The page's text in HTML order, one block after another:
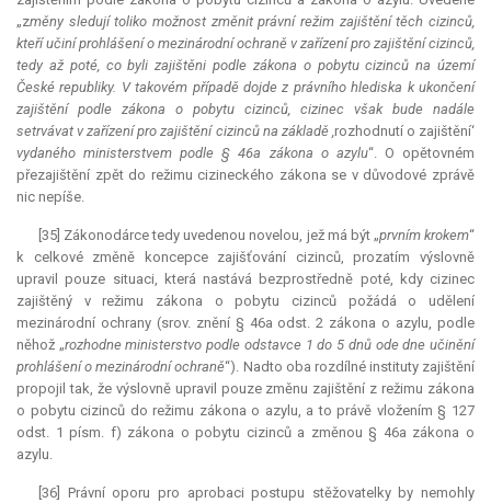
„změny sledují toliko možnost změnit právní režim zajištění těch cizinců,
kteří učiní prohlášení o mezinárodní ochraně v zařízení pro zajištění cizinců,
tedy až poté, co byli zajištěni podle zákona o pobytu cizinců na území
České republiky. V takovém případě dojde z právního hlediska k ukončení
zajištění podle zákona o pobytu cizinců, cizinec však bude nadále
setrvávat v zařízení pro zajištění cizinců na základě ,rozhodnutí o zajištění‘
vydaného ministerstvem podle § 46a zákona o azylu“. O opětovném
přezajištění zpět do režimu cizineckého zákona se v důvodové zprávě
nic nepíše.
[35] Zákonodárce tedy uvedenou novelou, jež má být „prvním krokem“
k celkové změně koncepce zajišťování cizinců, prozatím výslovně
upravil pouze situaci, která nastává bezprostředně poté, kdy cizinec
zajištěný v režimu zákona o pobytu cizinců požádá o udělení
mezinárodní ochrany (srov. znění § 46a odst. 2 zákona o azylu, podle
něhož „rozhodne ministerstvo podle odstavce 1 do 5 dnů ode dne učinění
prohlášení o mezinárodní ochraně“). Nadto oba rozdílné instituty zajištění
propojil tak, že výslovně upravil pouze změnu zajištění z režimu zákona
o pobytu cizinců do režimu zákona o azylu, a to právě vložením § 127
odst. 1 písm. f) zákona o pobytu cizinců a změnou § 46a zákona o
azylu.
[36] Právní oporu pro aprobaci postupu stěžovatelky by nemohly